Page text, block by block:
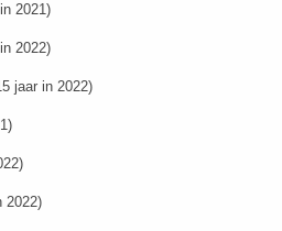
2021)
2022)
jaar in 2022)
2022)